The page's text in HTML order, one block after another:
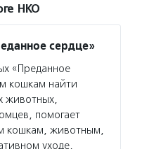
НКО
сердце»
«Преданное
кошкам найти
животных,
помогает
кошкам, животным,
уходе,